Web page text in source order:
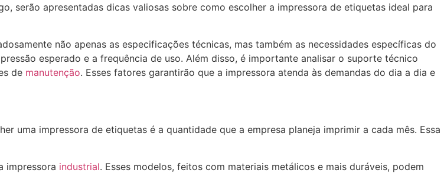
serão apresentadas dicas valiosas sobre como escolher a impressora de etiquetas ideal para
não apenas as especificações técnicas, mas também as necessidades específicas do
esperado e a frequência de uso. Além disso, é importante analisar o suporte técnico
de manutenção. Esses fatores garantirão que a impressora atenda às demandas do dia a dia e
uma impressora de etiquetas é a quantidade que a empresa planeja imprimir a cada mês. Essa
impressora industrial. Esses modelos, feitos com materiais metálicos e mais duráveis, podem